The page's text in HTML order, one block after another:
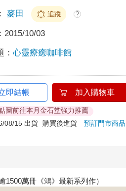
麥田 追蹤 ?
2015/10/03
：心靈療癒咖啡館
即結帳 加入購物車
圖前往本月金石堂強力推薦
08/15 出貨
購買後進貨預訂門市商品
春光ｘ奇幻基地｜全書系展